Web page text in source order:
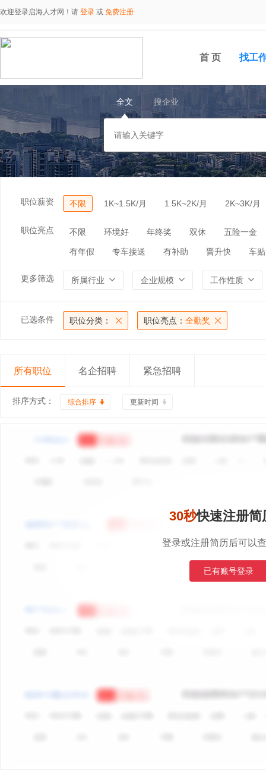
欢迎登录启海人才网！请 登录 或 免费注册
首 页 找工
全文 搜企业
职位薪资 不限 1K~1.5K/月 1.5K~2K/月 2K~3K/月
职位亮点 不限 环境好 年终奖 双休 五险一金
有年假 专车接送 有补助 晋升快 车贴
更多筛选 所属行业 企业规模 工作性质
已选条件 职位分类： 职位亮点： 全勤奖
所有职位 名企招聘 紧急招聘
排序方式： 综合排序 更新时间
30秒快速注册简
登录或注册简历后可以
已有账号登录